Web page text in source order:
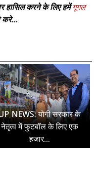
करने के लिए हमेंगूगल
करे...
NEWS: योगी सरकार के
नेतृत्व में फुटबॉल के लिए एक
हजार...